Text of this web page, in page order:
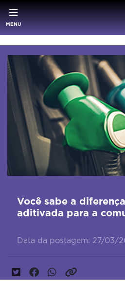
MENU
Você sabe a
aditivada para a
Data da postagem: 27/03/